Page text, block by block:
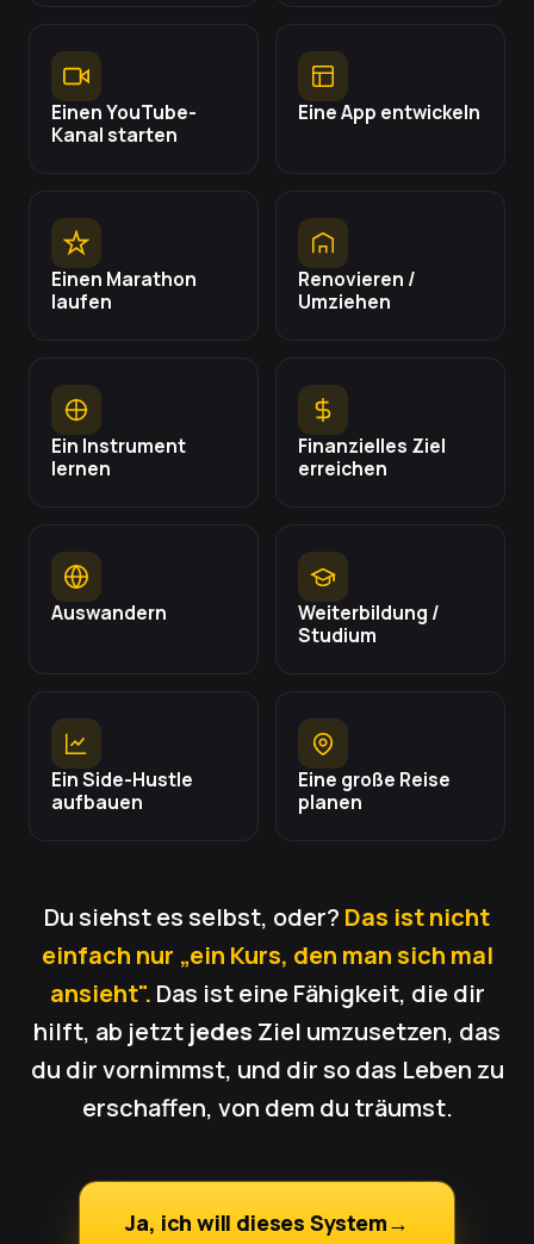
Einen YouTube-
Kanal starten
Eine App entwickeln
Einen Marathon
laufen
Renovieren /
Umziehen
Ein Instrument
lernen
Finanzielles Ziel
erreichen
Auswandern
Weiterbildung /
Studium
Ein Side-Hustle
aufbauen
Eine große Reise
planen
Du siehst es selbst, oder? Das ist nicht
einfach nur „ein Kurs, den man sich mal
ansieht". Das ist eine Fähigkeit, die dir
hilft, ab jetzt jedes Ziel umzusetzen, das
du dir vornimmst, und dir so das Leben zu
erschaffen, von dem du träumst.
Ja, ich will dieses System→